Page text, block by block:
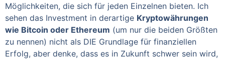
Möglichkeiten, die sich für jeden Einzelnen bieten. Ich
sehen das Investment in derartige Kryptowährungen
wie Bitcoin oder Ethereum (um nur die beiden Größten
zu nennen) nicht als DIE Grundlage für finanziellen
Erfolg, aber denke, dass es in Zukunft schwer sein wird,